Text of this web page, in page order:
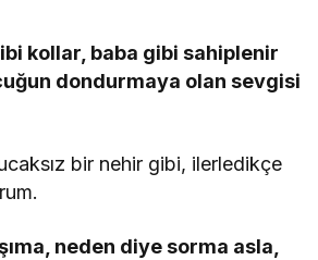
kollar, baba gibi sahiplenir
dondurmaya olan sevgisi
bir nehir gibi, ilerledikçe
neden diye sorma asla,